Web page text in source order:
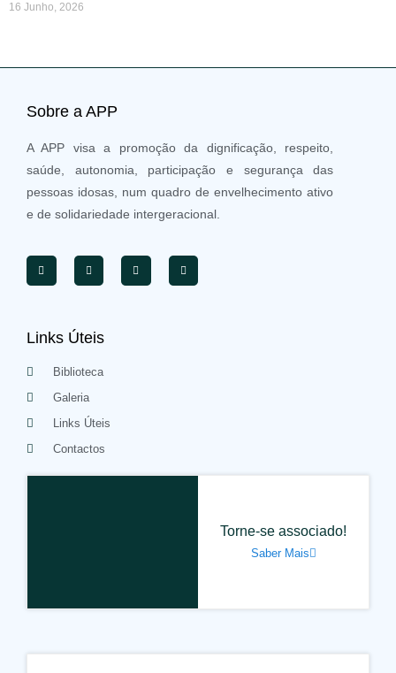
16 Junho, 2026
Sobre a APP
A APP visa a promoção da dignificação, respeito,
saúde, autonomia, participação e segurança das
pessoas idosas, num quadro de envelhecimento ativo
e de solidariedade intergeracional.
Links Úteis
Biblioteca
Galeria
Links Úteis
Contactos
Torne-se associado!
Saber Mais